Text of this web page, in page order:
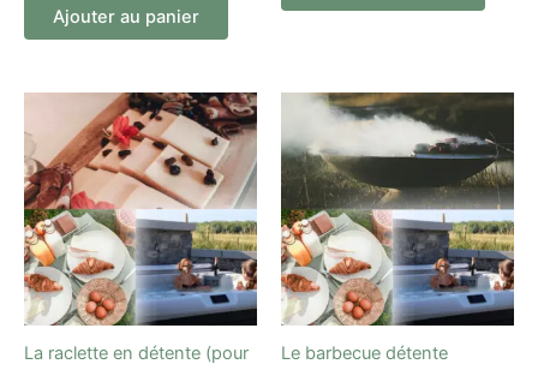
Ajouter au panier
La raclette en détente (pour
Le barbecue détente